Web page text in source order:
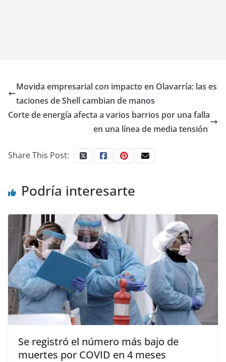
Movida empresarial con impacto en Olavarría: las es
taciones de Shell cambian de manos
Corte de energía afecta a varios barrios por una falla
en una línea de media tensión
Share This Post:
Podría interesarte
Se registró el número más bajo de
muertes por COVID en 4 meses